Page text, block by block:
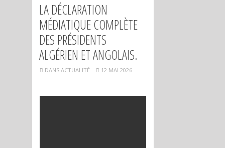
LA DÉCLARATION
MÉDIATIQUE COMPLÈTE
DES PRÉSIDENTS
ALGÉRIEN ET ANGOLAIS.
DANS ACTUALITÉ 12 MAI 2026